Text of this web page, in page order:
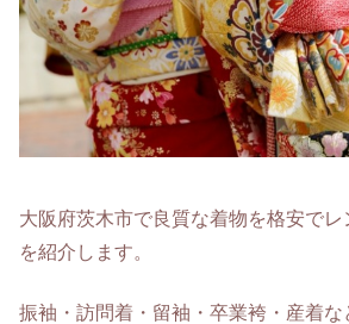
大阪府茨木市で良質な着物を格安で
を紹介します。
振袖・訪問着・留袖・卒業袴・産着